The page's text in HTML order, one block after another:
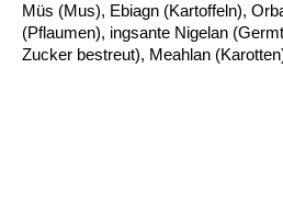
Müs (Mus), Ebiagn (Kartoffeln),
(Pflaumen), ingsante Nigelan
Zucker bestreut), Meahlan